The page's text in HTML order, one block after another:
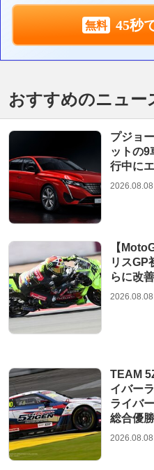
45秒
おすすめのニュー
プジョ
ットの
行中に
2026.08.08
【
リスGP
らに改
2026.08.08
TEAM
イバー
ライバ
総合優
2026.08.08